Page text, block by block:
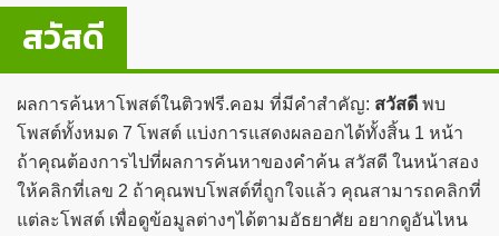
สวัสดี
ผลการค้นหาโพสต์ในติวฟรี.คอม ที่มีคำสำคัญ: สวัสดี พบ
โพสต์ทั้งหมด 7 โพสต์ แบ่งการแสดงผลออกได้ทั้งสิ้น 1 หน้า
ถ้าคุณต้องการไปที่ผลการค้นหาของคำค้น สวัสดี ในหน้าสอง
ให้คลิกที่เลข 2 ถ้าคุณพบโพสต์ที่ถูกใจแล้ว คุณสามารถคลิกที่
แต่ละโพสต์ เพื่อดูข้อมูลต่างๆได้ตามอัธยาศัย อยากดูอันไหน